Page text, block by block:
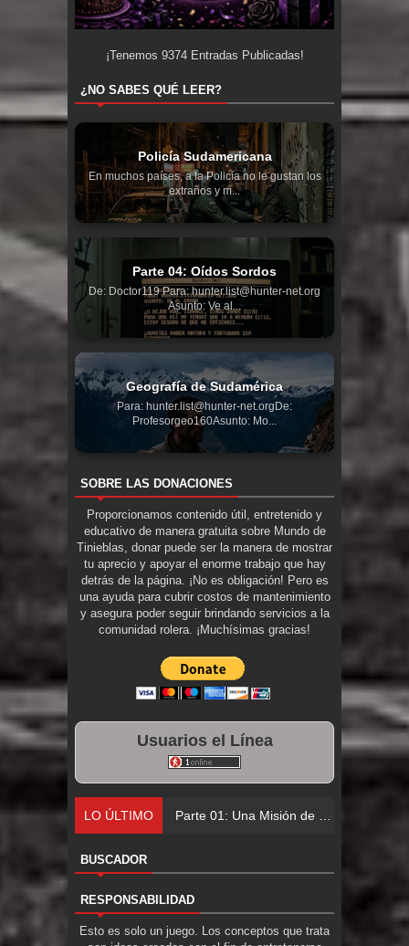
¡Tenemos 9374Entradas Publicadas!
¿NO SABES QUÉ LEER?
Policía Sudamericana
En muchos países, a la Policía no le gustan los
extraños y m...
Parte 04: Oídos Sordos
De: Doctor119 Para: hunter.list@hunter-net.org
Asunto: Ve al...
Geografía de Sudamérica
Para: hunter.list@hunter-net.orgDe:
Profesorgeo160Asunto: Mo...
SOBRE LAS DONACIONES
Proporcionamos contenido útil, entretenido y
educativo de manera gratuita sobre Mundo de
Tinieblas, donar puede ser la manera de mostrar
tu aprecio y apoyar el enorme trabajo que hay
detrás de la página. ¡No es obligación! Pero es
una ayuda para cubrir costos de mantenimiento
y asegura poder seguir brindando servicios a la
comunidad rolera. ¡Muchísimas gracias!
Usuarios el Línea
LO ÚLTIMO Parte 03: Forastero en
BUSCADOR
RESPONSABILIDAD
Esto es solo un juego. Los conceptos que trata